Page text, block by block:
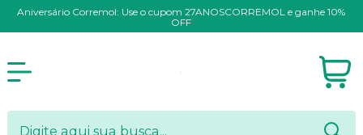
Aniversário Corremol: Use o cupom 27ANOSCORREMOL e ganhe 10%
OFF